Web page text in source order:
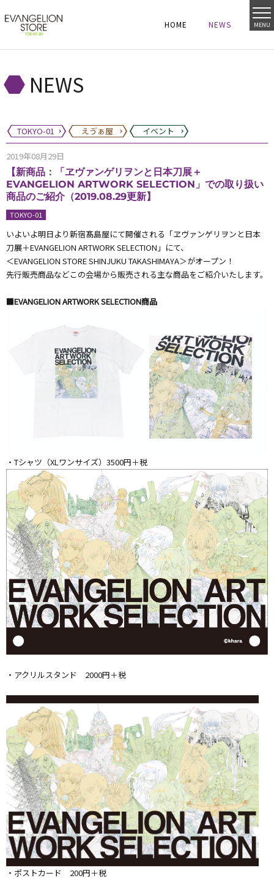
MENU
HOME
HOME NEWS
NEWS
NEWS
TOKYO-01 えゔぁ屋 イベント
2019年08月29日
【新商品：「ヱヴァンゲリヲンと日本刀展＋
EVANGELION ARTWORK SELECTION」での取り扱い
商品のご紹介（2019.08.29更新】
TOKYO-01
いよいよ明日より新宿髙島屋にて開催される「ヱヴァンゲリヲンと日本
刀展＋EVANGELION ARTWORK SELECTION」にて、
＜EVANGELION STORE SHINJUKU TAKASHIMAYA＞がオープン！
先行販売商品などこの会場から販売される主な商品をご紹介いたします。
■EVANGELION ARTWORK SELECTION商品
・Tシャツ（XLワンサイズ）3500円＋税
・アクリルスタンド 2000円＋税
・ポストカード 200円＋税